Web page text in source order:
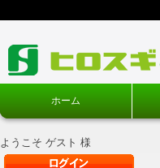
ホーム
ようこそ ゲスト 様